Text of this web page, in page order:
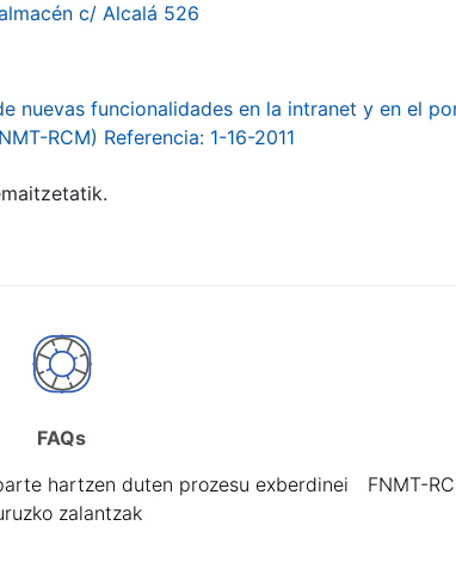
c/ Alcalá 526
nuevas funcionalidades en la intranet y en el
RCM) Referencia: 1-16-2011
FAQs
hartzen duten prozesu exberdinei
zalantzak
FNMT-